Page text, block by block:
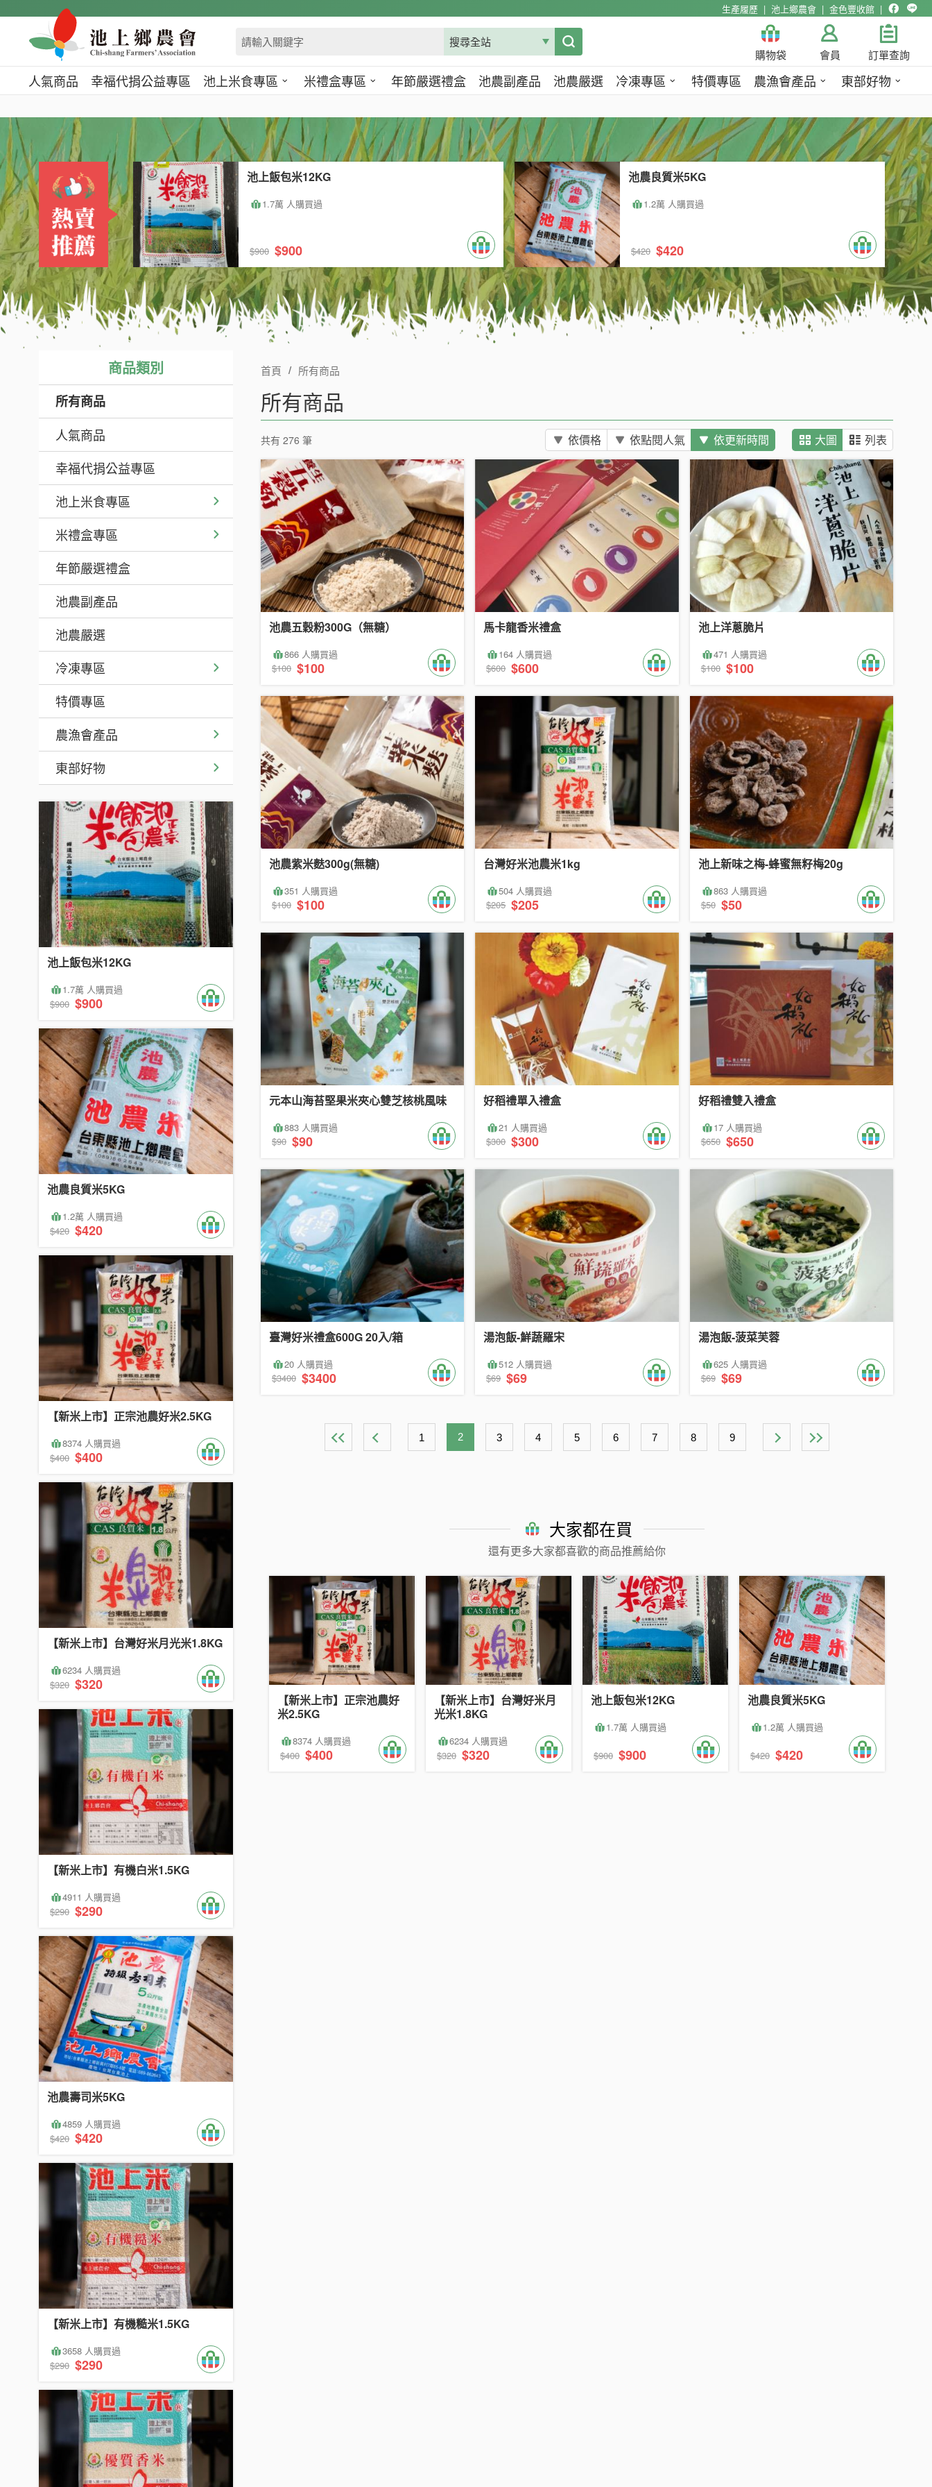
容
塊
生產履歷 池上鄉農會 金色豐收館
購物袋 會員 訂單查詢
人氣商品 幸福代捐公益專區 池上米食專區 米禮盒專區 年節嚴選禮盒 池農副產品 池農嚴選 冷凍專區 特價專區 農漁會產品 東部好物
池上飯包米12KG
1.7萬 人購買過
$900 $900
池農良質米5KG
1.2萬 人購買過
$420 $420
商品類別
所有商品
人氣商品
幸福代捐公益專區
池上米食專區
米禮盒專區
年節嚴選禮盒
池農副產品
池農嚴選
冷凍專區
特價專區
農漁會產品
東部好物
池上飯包米12KG
1.7萬 人購買過
$900 $900
池農良質米5KG
1.2萬 人購買過
$420 $420
【新米上市】正宗池農好米2.5KG
8374 人購買過
$400 $400
【新米上市】台灣好米月光米1.8KG
6234 人購買過
$320 $320
【新米上市】有機白米1.5KG
4911 人購買過
$290 $290
池農壽司米5KG
4859 人購買過
$420 $420
【新米上市】有機糙米1.5KG
3658 人購買過
$290 $290
首頁 所有商品
所有商品
共有 276 筆 依價格 依點閱人氣 依更新時間 大圖 列表
池農五穀粉300G（無糖）
866 人購買過
$100 $100
馬卡龍香米禮盒
164 人購買過
$600 $600
池上洋蔥脆片
471 人購買過
$100 $100
池農紫米麩300g(無糖)
351 人購買過
$100 $100
台灣好米池農米1kg
504 人購買過
$205 $205
池上新味之梅-蜂蜜無籽梅20g
863 人購買過
$50 $50
元本山海苔堅果米夾心雙芝核桃風味
883 人購買過
$90 $90
好稻禮單入禮盒
21 人購買過
$300 $300
好稻禮雙入禮盒
17 人購買過
$650 $650
臺灣好米禮盒600G 20入/箱
20 人購買過
$3400 $3400
湯泡飯-鮮蔬羅宋
512 人購買過
$69 $69
湯泡飯-菠菜芙蓉
625 人購買過
$69 $69
1 2 3 4 5 6 7 8 9
大家都在買
還有更多大家都喜歡的商品推薦給你
【新米上市】正宗池農好
米2.5KG
8374 人購買過
$400 $400
【新米上市】台灣好米月
光米1.8KG
6234 人購買過
$320 $320
池上飯包米12KG
1.7萬 人購買過
$900 $900
池農良質米5KG
1.2萬 人購買過
$420 $420